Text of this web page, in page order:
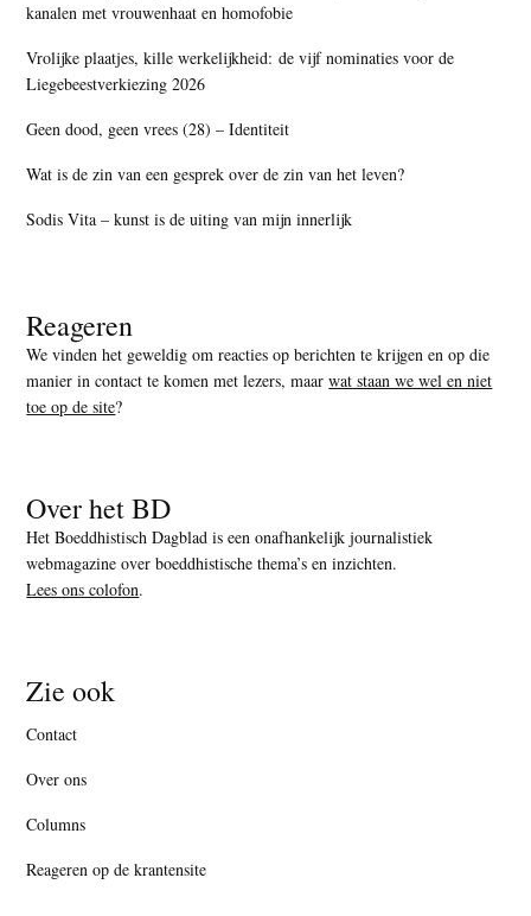
kanalen met vrouwenhaat en homofobie
Vrolijke plaatjes, kille werkelijkheid: de vijf nominaties voor de
Liegebeestverkiezing 2026
Geen dood, geen vrees (28) – Identiteit
Wat is de zin van een gesprek over de zin van het leven?
Sodis Vita – kunst is de uiting van mijn innerlijk
Reageren
We vinden het geweldig om reacties op berichten te krijgen en op die
manier in contact te komen met lezers, maarwat staan we wel en niet
toe op de site?
Over het BD
Het Boeddhistisch Dagblad is een onafhankelijk journalistiek
webmagazine over boeddhistische thema’s en inzichten.
Lees ons colofon.
Zie ook
Contact
Over ons
Columns
Reageren op de krantensite